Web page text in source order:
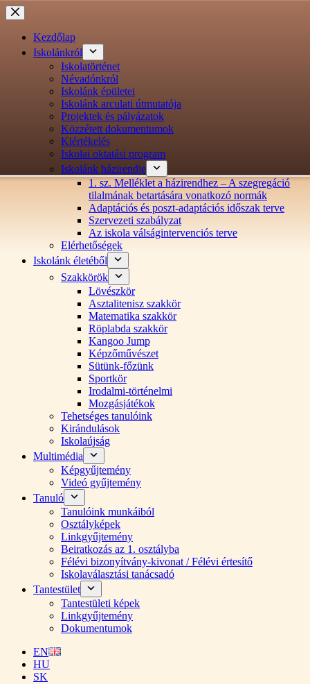
Ugrás
a
tartalomraKezdőlap
Iskolánkról
Iskolatörténet
Névadónkról
Iskolánk épületei
Iskolánk arculati útmutatója
Projektek és pályázatok
Közzétett dokumentumok
Kiértékelés
Iskolai oktatási program
Iskolánk házirendje
1. sz. Melléklet a házirendhez – A szegregáció
tilalmának betartására vonatkozó normák
Adaptációs és poszt-adaptációs időszak terve
Szervezeti szabályzat
Az iskola válságintervenciós terve
Elérhetőségek
Iskolánk életéből
Szakkörök
Lövészkör
Asztalitenisz szakkör
Matematika szakkör
Röplabda szakkör
Kangoo Jump
Képzőművészet
Sütünk-főzünk
Sportkör
Irodalmi-történelmi
Mozgásjátékok
Tehetséges tanulóink
Kirándulások
Iskolaújság
Multimédia
Képgyűjtemény
Videó gyűjtemény
Tanuló
Tanulóink munkáiból
Osztályképek
Linkgyűjtemény
Beiratkozás az 1. osztályba
Félévi bizonyítvány-kivonat / Félévi értesítő
Iskolaválasztási tanácsadó
Tantestület
Tantestületi képek
Linkgyűjtemény
Dokumentumok
EN
HU
SK